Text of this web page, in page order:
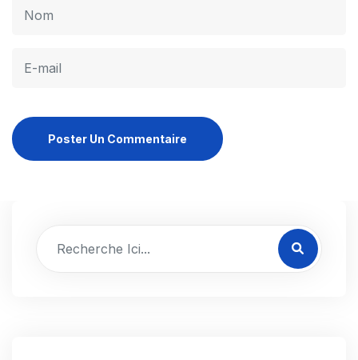
Poster Un Commentaire